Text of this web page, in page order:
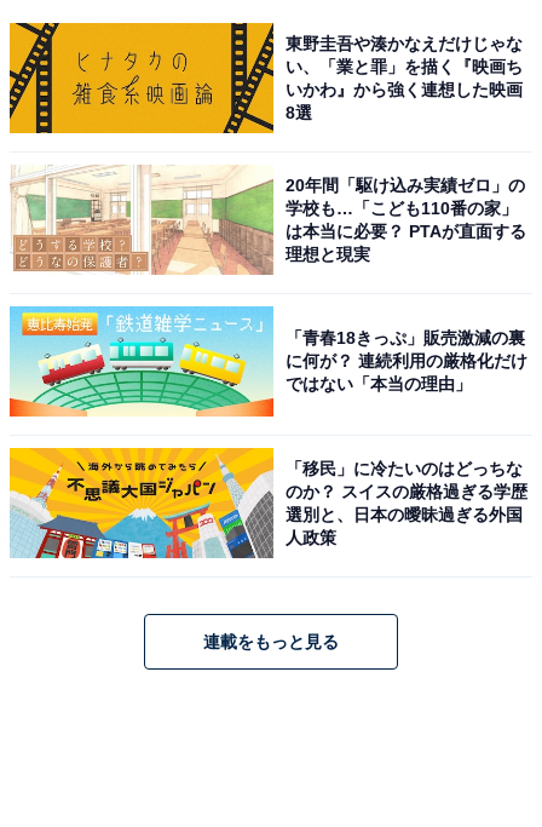
東野圭吾や湊かなえだけじゃな
い、「業と罪」を描く『映画ち
いかわ』から強く連想した映画
8選
20年間「駆け込み実績ゼロ」の
学校も…「こども110番の家」
は本当に必要？ PTAが直面する
理想と現実
「青春18きっぷ」販売激減の裏
に何が？ 連続利用の厳格化だけ
ではない「本当の理由」
「移民」に冷たいのはどっちな
のか？ スイスの厳格過ぎる学歴
選別と、日本の曖昧過ぎる外国
人政策
連載をもっと見る